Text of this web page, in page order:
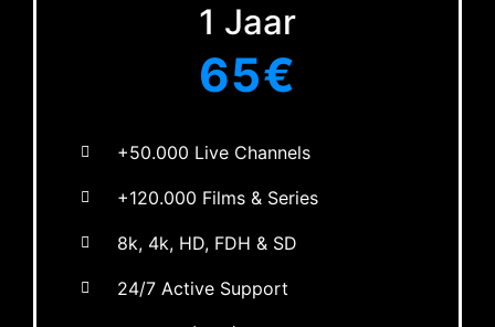
1 Jaar
65€
+50.000 Live Channels
+120.000 Films & Series
8k, 4k, HD, FDH & SD
24/7 Active Support